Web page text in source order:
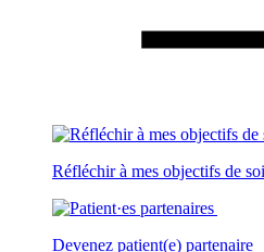
Réfléchir à mes objectifs de
Devenez patient(e) partenaire